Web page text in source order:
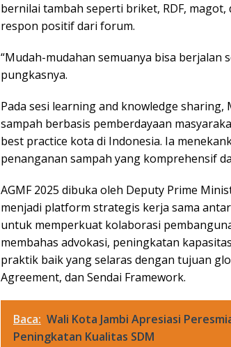
bernilai tambah seperti briket, RDF,
respon positif dari forum.
“Mudah-mudahan semuanya bisa berjalan
pungkasnya.
Pada sesi learning and knowledge
sampah berbasis pemberdayaan
best practice kota di Indonesia. Ia
penanganan sampah yang komprehensif
AGMF 2025 dibuka oleh Deputy Prime
menjadi platform strategis kerja sama
untuk memperkuat kolaborasi
membahas advokasi, peningkatan
praktik baik yang selaras dengan tujuan
Agreement, dan Sendai Framework.
Baca: Wali Kota Jambi Apresiasi
Peningkatan Kualitas SDM